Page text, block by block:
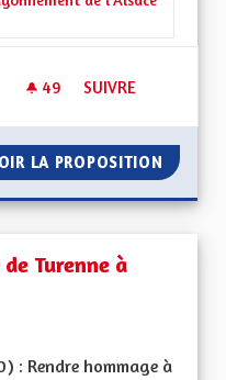
49 49 ABONNÉS
SUIVRE
LA PROPOSITION
Turenne à
: Rendre hommage à